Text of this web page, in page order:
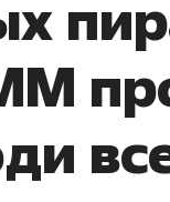
на зарубежные
знать аксакалов и